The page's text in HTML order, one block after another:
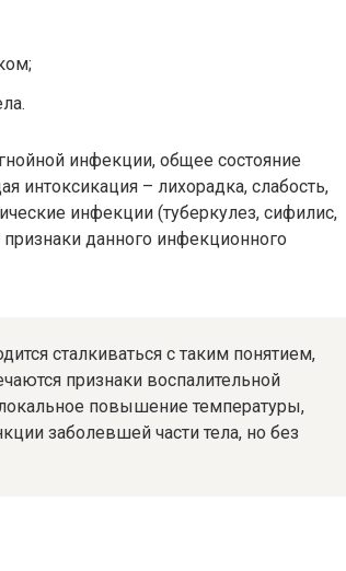
инфекции, общее состояние
интоксикация – лихорадка, слабость,
инфекции (туберкулез, сифилис,
данного инфекционного
сталкиваться с таким понятием,
признаки воспалительной
повышение температуры,
заболевшей части тела, но без